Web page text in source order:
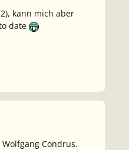
kann mich aber
date
Condrus.